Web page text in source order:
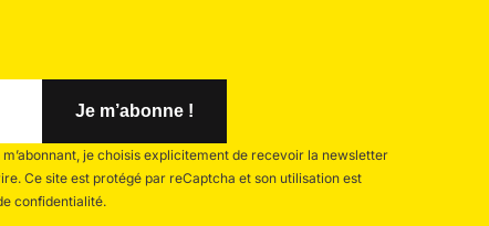
je choisis explicitement de recevoir la newsletter
Ce site est protégé par reCaptcha et son utilisation est
confidentialité.